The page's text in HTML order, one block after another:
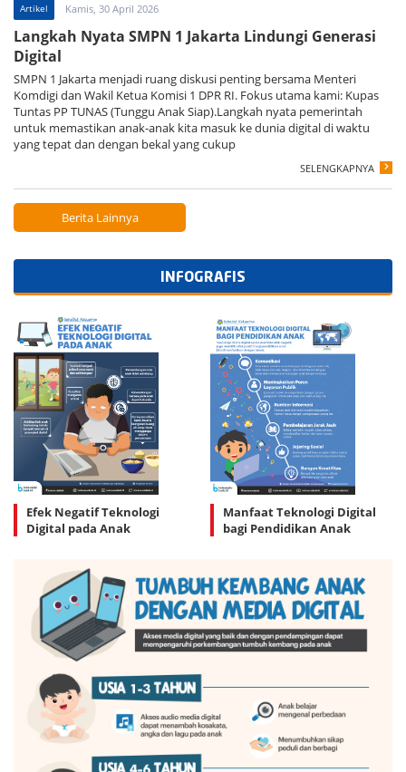
Artikel Kamis, 30 April 2026
Langkah Nyata SMPN 1 Jakarta Lindungi Generasi
Digital
SMPN 1 Jakarta menjadi ruang diskusi penting bersama Menteri
Komdigi dan Wakil Ketua Komisi 1 DPR RI. Fokus utama kami: Kupas
Tuntas PP TUNAS (Tunggu Anak Siap).Langkah nyata pemerintah
untuk memastikan anak-anak kita masuk ke dunia digital di waktu
yang tepat dan dengan bekal yang cukup
SELENGKAPNYA
Berita Lainnya
INFOGRAFIS
Efek Negatif Teknologi
Digital pada Anak
Manfaat Teknologi Digital
bagi Pendidikan Anak